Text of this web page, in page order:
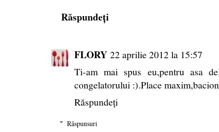
Răspundeți
FLORY 22 aprilie 2012 la 15:57
Ti-am mai spus eu,pentru asa
congelatorului :).Place
Răspundeți
Răspunsuri